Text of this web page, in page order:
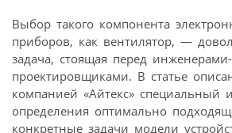
Выбор такого компонента
приборов, как вентилятор, —
задача, стоящая перед инженерами-
проектировщиками. В статье
компанией «Айтекс» специальный
определения оптимально
конкретные задачи модели